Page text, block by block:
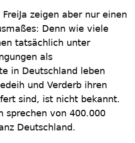
zeigen aber nur einen
Denn wie viele
tatsächlich unter
als
in Deutschland leben
und Verderb ihren
sind, ist nicht bekannt.
sprechen von 400.000
Deutschland.